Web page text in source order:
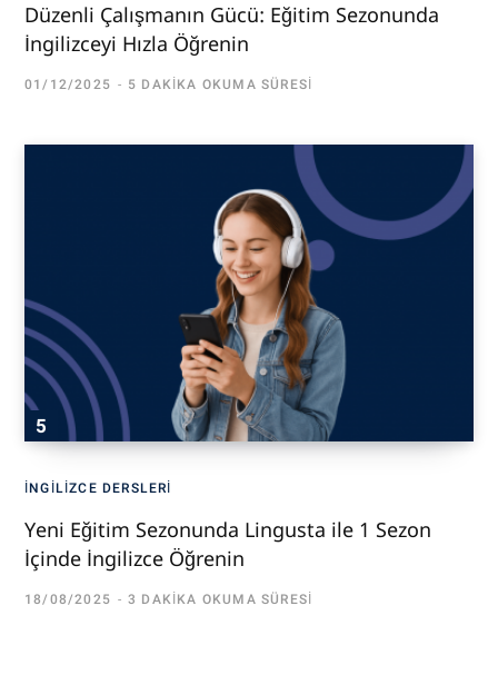
Düzenli Çalışmanın Gücü: Eğitim Sezonunda
İngilizceyi Hızla Öğrenin
01/12/2025 5 DAKIKA OKUMA SÜRESI
İNGILIZCE DERSLERI
Yeni Eğitim Sezonunda Lingusta ile 1 Sezon
İçinde İngilizce Öğrenin
18/08/2025 3 DAKIKA OKUMA SÜRESI